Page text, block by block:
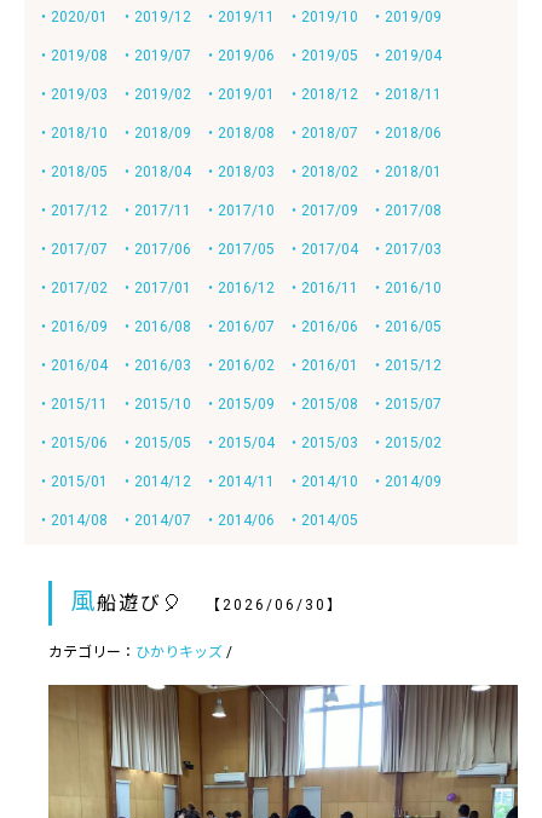
・2020/01 ・2019/12 ・2019/11 ・2019/10 ・2019/09
・2019/08 ・2019/07 ・2019/06 ・2019/05 ・2019/04
・2019/03 ・2019/02 ・2019/01 ・2018/12 ・2018/11
・2018/10 ・2018/09 ・2018/08 ・2018/07 ・2018/06
・2018/05 ・2018/04 ・2018/03 ・2018/02 ・2018/01
・2017/12 ・2017/11 ・2017/10 ・2017/09 ・2017/08
・2017/07 ・2017/06 ・2017/05 ・2017/04 ・2017/03
・2017/02 ・2017/01 ・2016/12 ・2016/11 ・2016/10
・2016/09 ・2016/08 ・2016/07 ・2016/06 ・2016/05
・2016/04 ・2016/03 ・2016/02 ・2016/01 ・2015/12
・2015/11 ・2015/10 ・2015/09 ・2015/08 ・2015/07
・2015/06 ・2015/05 ・2015/04 ・2015/03 ・2015/02
・2015/01 ・2014/12 ・2014/11 ・2014/10 ・2014/09
・2014/08 ・2014/07 ・2014/06 ・2014/05
風船遊び🎈 【2026/06/30】
カテゴリー： ひかりキッズ /